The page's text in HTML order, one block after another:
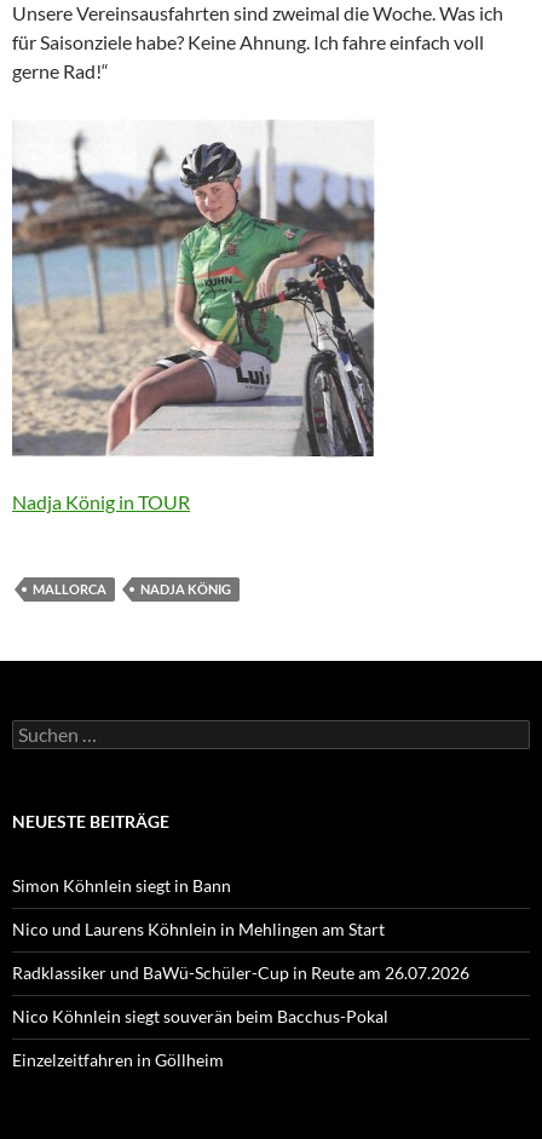
Unsere Vereinsausfahrten sind zweimal die Woche. Was ich
für Saisonziele habe? Keine Ahnung. Ich fahre einfach voll
gerne Rad!“
Nadja König in TOUR
MALLORCA NADJA KÖNIG
Suchen
nach:
NEUESTE BEITRÄGE
Simon Köhnlein siegt in Bann
Nico und Laurens Köhnlein in Mehlingen am Start
Radklassiker und BaWü-Schüler-Cup in Reute am 26.07.2026
Nico Köhnlein siegt souverän beim Bacchus-Pokal
Einzelzeitfahren in Göllheim